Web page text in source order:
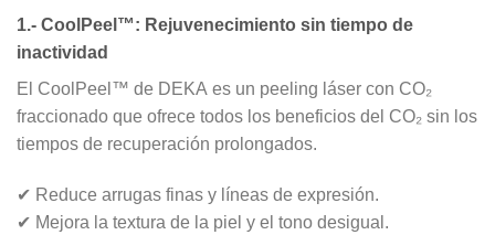
1.- CoolPeel™: Rejuvenecimiento sin tiempo de
inactividad
El CoolPeel™ de DEKA es un peeling láser con CO₂
fraccionado que ofrece todos los beneficios del CO₂ sin los
tiempos de recuperación prolongados.
✔ Reduce arrugas finas y líneas de expresión.
✔ Mejora la textura de la piel y el tono desigual .